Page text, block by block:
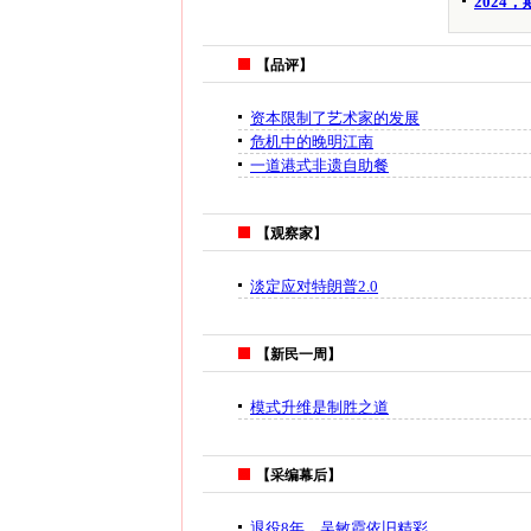
【品评】
资本限制了艺术家的发展
危机中的晚明江南
一道港式非遗自助餐
【观察家】
淡定应对特朗普2.0
【新民一周】
模式升维是制胜之道
【采编幕后】